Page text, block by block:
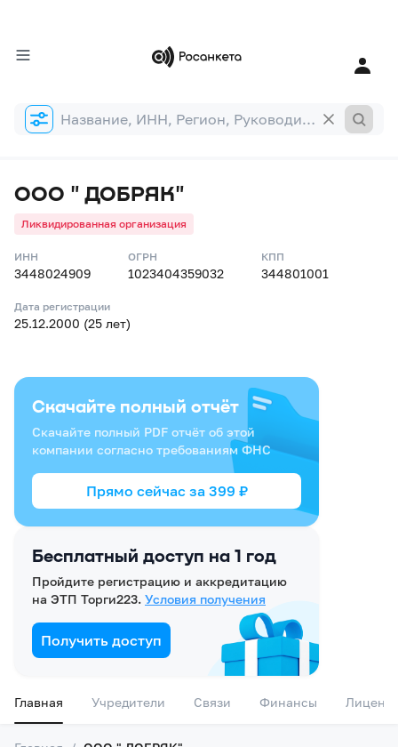
Форма
поиска
ООО " ДОБРЯК"
Ликвидированная организация
ИНН
3448024909
ОГРН
1023404359032
КПП
344801001
Дата регистрации
25.12.2000 (25 лет)
Бесплатный доступ на 1 год
Пройдите регистрацию и аккредитацию
на ЭТП Торги223. Условия получения
Получить доступ
Скачайте полный отчёт
Скачайте полный PDF отчёт об этой
компании согласно требованиям ФНС
Прямо сейчас за 399 ₽
Главная Учредители Связи Финансы